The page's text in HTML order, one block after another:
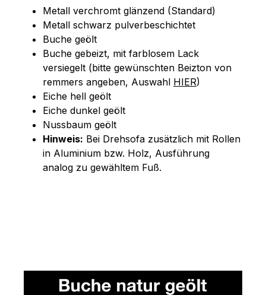
Metall verchromt glänzend (Standard)
Metall schwarz pulverbeschichtet
Buche geölt
Buche gebeizt, mit farblosem Lack
versiegelt (bitte gewünschten Beizton von
remmers angeben, Auswahl HIER)
Eiche hell geölt
Eiche dunkel geölt
Nussbaum geölt
Hinweis: Bei Drehsofa zusätzlich mit Rollen
in Aluminium bzw. Holz, Ausführung
analog zu gewähltem Fuß.